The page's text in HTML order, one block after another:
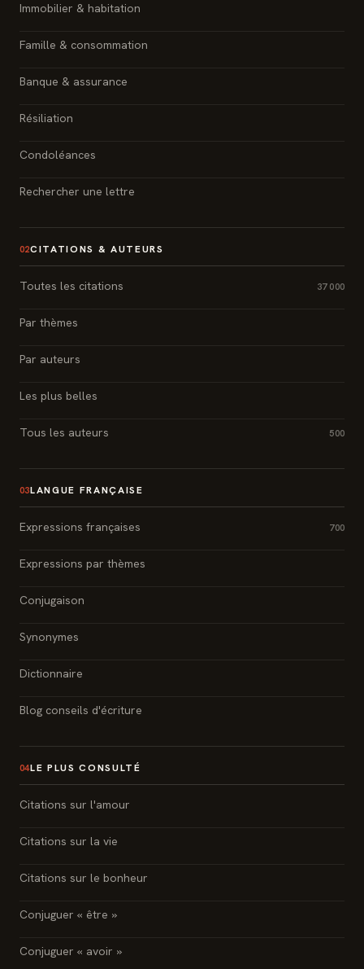
Immobilier & habitation
Famille & consommation
Banque & assurance
Résiliation
Condoléances
Rechercher une lettre
02CITATIONS & AUTEURS
Toutes les citations 37 000
Par thèmes
Par auteurs
Les plus belles
Tous les auteurs 500
03LANGUE FRANÇAISE
Expressions françaises 700
Expressions par thèmes
Conjugaison
Synonymes
Dictionnaire
Blog conseils d'écriture
04LE PLUS CONSULTÉ
Citations sur l'amour
Citations sur la vie
Citations sur le bonheur
Conjuguer « être »
Conjuguer « avoir »